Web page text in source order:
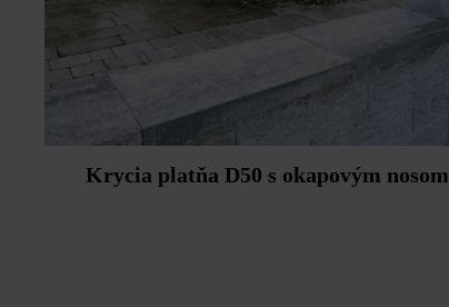
Krycia platňa D50 s okapovým nosom